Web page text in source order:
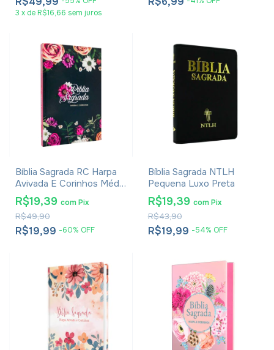
3 x de R$16,66 sem juros
Bíblia Sagrada RC Harpa
Avivada E Corinhos Média
Capa Dura Floral Pink
R$19,99 -60% OFF
R$49,90
R$19,39 comPix
Bíblia Sagrada NTLH
Pequena Luxo Preta
R$19,99 -54% OFF
R$43,90
R$19,39 com Pix